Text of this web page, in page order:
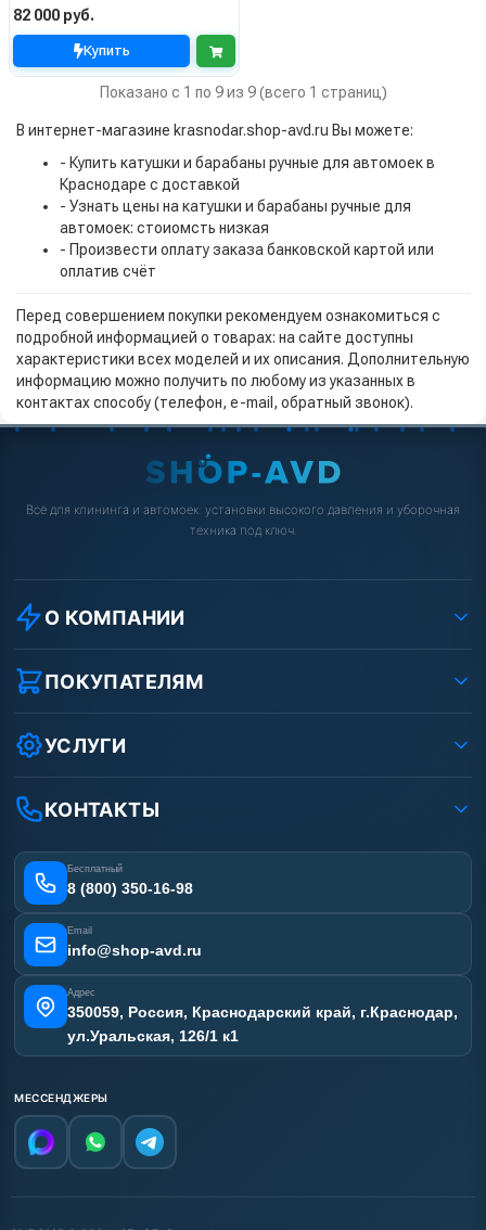
82 000 руб.
Купить
Показано с 1 по 9 из 9 (всего 1 страниц)
В интернет-магазине krasnodar.shop-avd.ru Вы можете:
- Купить катушки и барабаны ручные для автомоек в
Краснодаре с доставкой
- Узнать цены на катушки и барабаны ручные для
автомоек: стоиомсть низкая
- Произвести оплату заказа банковской картой или
оплатив счёт
Перед совершением покупки рекомендуем ознакомиться с
подробной информацией о товарах: на сайте доступны
характеристики всех моделей и их описания. Дополнительную
информацию можно получить по любому из указанных в
контактах способу (телефон, e-mail, обратный звонок).
Всё для клининга и автомоек: установки высокого давления и уборочная
техника под ключ.
О КОМПАНИИ
О компании
Реквизиты ООО «Шоп АВД»
Условия соглашения
Вакансии
Статьи
ПОКУПАТЕЛЯМ
Как заказать?
Оплата
Лизинг
Получить скидку
УСЛУГИ
Ремонт АВД
Сертификаты
Отзывы наших клиентов
Карта сайта
КОНТАКТЫ
Бесплатный
8 (800) 350-16-98
Email
info@shop-avd.ru
Адрес
350059, Россия, Краснодарский край, г.Краснодар,
ул.Уральская, 126/1 к1
МЕССЕНДЖЕРЫ